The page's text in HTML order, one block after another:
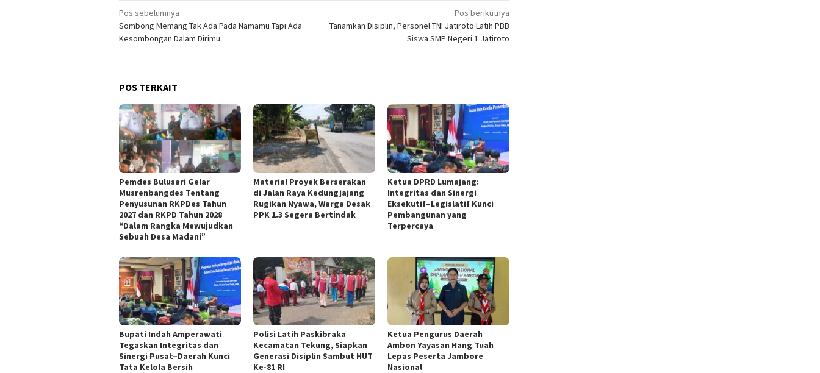
Navigasi
pos
Pos sebelumnya
Sombong Memang Tak Ada Pada Namamu Tapi Ada
Kesombongan Dalam Dirimu.
Pos berikutnya
Tanamkan Disiplin, Personel TNI Jatiroto Latih PBB
Siswa SMP Negeri 1 Jatiroto
POS TERKAIT
Pemdes Bulusari Gelar
Musrenbangdes Tentang
Penyusunan RKPDes Tahun
2027 dan RKPD Tahun 2028
“Dalam Rangka Mewujudkan
Sebuah Desa Madani”
Material Proyek Berserakan
di Jalan Raya Kedungjajang
Rugikan Nyawa, Warga Desak
PPK 1.3 Segera Bertindak
Ketua DPRD Lumajang:
Integritas dan Sinergi
Eksekutif–Legislatif Kunci
Pembangunan yang
Terpercaya
Bupati Indah Amperawati
Tegaskan Integritas dan
Sinergi Pusat–Daerah Kunci
Tata Kelola Bersih
Polisi Latih Paskibraka
Kecamatan Tekung, Siapkan
Generasi Disiplin Sambut HUT
Ke-81 RI
Ketua Pengurus Daerah
Ambon Yayasan Hang Tuah
Lepas Peserta Jambore
Nasional